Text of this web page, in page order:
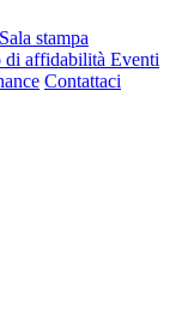
Sala stampa
di affidabilità Eventi
Contattaci